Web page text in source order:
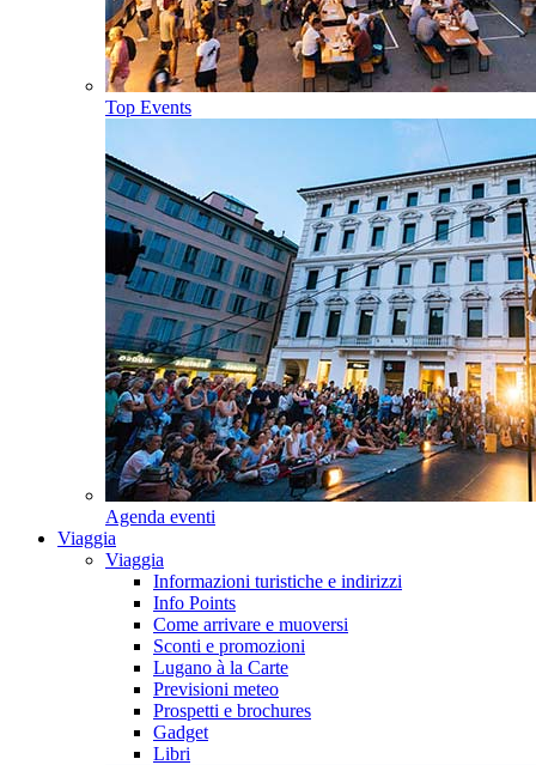
Top Events
Agenda eventi
Viaggia
Viaggia
Informazioni turistiche e indirizzi
Info Points
Come arrivare e muoversi
Sconti e promozioni
Lugano à la Carte
Previsioni meteo
Prospetti e brochures
Gadget
Libri